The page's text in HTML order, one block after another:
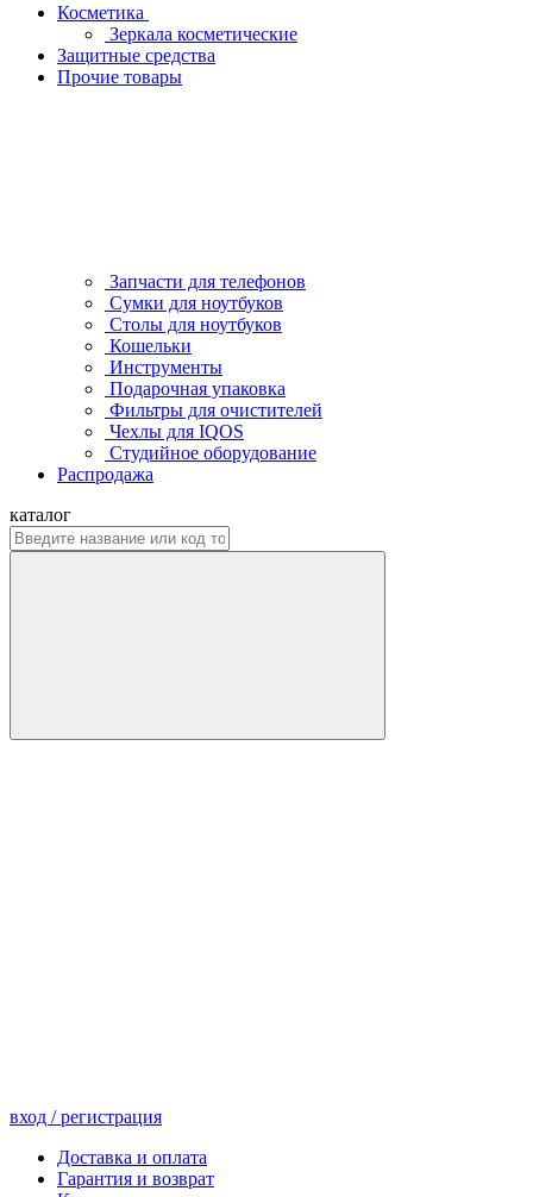
Косметика
Зеркала косметические
Защитные средства
Прочие товары
Запчасти для телефонов
Сумки для ноутбуков
Столы для ноутбуков
Кошельки
Инструменты
Подарочная упаковка
Фильтры для очистителей
Чехлы для IQOS
Студийное оборудование
Распродажа
каталог
вход / регистрация
Доставка и оплата
Гарантия и возврат